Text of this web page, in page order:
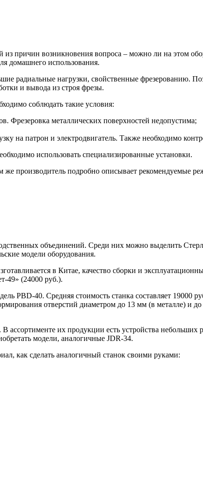
из причин возникновения вопроса – можно ли на этом
домашнего использования.
радиальные нагрузки, свойственные фрезерованию.
и вывода из строя фрезы.
соблюдать такие условия:
Фрезеровка металлических поверхностей недопустима;
на патрон и электродвигатель. Также необходимо
использовать специализированные установки.
же производитель подробно описывает рекомендуемые
объединений. Среди них можно выделить
модели оборудования.
в Китае, качество сборки и
49» (24000 руб.).
PBD-40. Средняя стоимость станка составляет 19000
отверстий диаметром до 13 мм (в металле) и
их продукции есть устройства небольших
модели, аналогичные JDR-34.
как сделать аналогичный станок своими руками: